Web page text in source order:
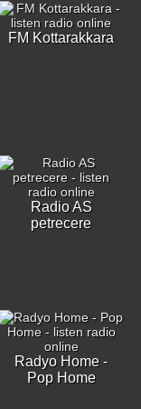
FM Kottarakkara
Radio AS
petrecere
Radyo Home -
Pop Home